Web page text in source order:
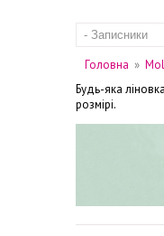
Головна »
Будь-яка
розмірі.